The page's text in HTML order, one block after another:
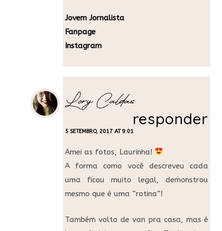
Jovem Jornalista
Fanpage
Instagram
Lory Caldas
5 SETEMBRO, 2017 AT 9:01
responder
Amei as fotos, Laurinha!
A forma como você descreveu cada
uma ficou muito legal, demonstrou
mesmo que é uma “rotina”!
Também volto de van pra casa, mas é